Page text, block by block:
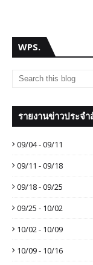
WPS.
รายงานข่าวประจ
09/04 - 09/11
09/11 - 09/18
09/18 - 09/25
09/25 - 10/02
10/02 - 10/09
10/09 - 10/16